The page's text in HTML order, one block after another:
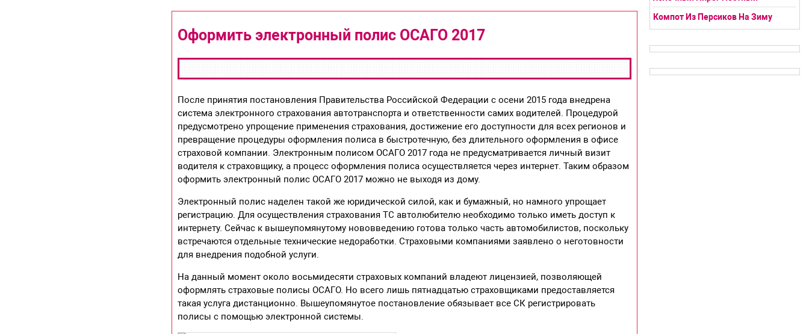
Оформить электронный полис ОСАГО 2017
После принятия постановления Правительства Российской Федерации с осени 2015 года внедрена
система электронного страхования автотранспорта и ответственности самих водителей. Процедурой
предусмотрено упрощение применения страхования, достижение его доступности для всех регионов и
превращение процедуры оформления полиса в быстротечную, без длительного оформления в офисе
страховой компании. Электронным полисом ОСАГО 2017 года не предусматривается личный визит
водителя к страховщику, а процесс оформления полиса осуществляется через интернет. Таким образом
оформить электронный полис ОСАГО 2017 можно не выходя из дому.
Электронный полис наделен такой же юридической силой, как и бумажный, но намного упрощает
регистрацию. Для осуществления страхования ТС автолюбителю необходимо только иметь доступ к
интернету. Сейчас к вышеупомянутому нововведению готова только часть автомобилистов, поскольку
встречаются отдельные технические недоработки. Страховыми компаниями заявлено о неготовности
для внедрения подобной услуги.
На данный момент около восьмидесяти страховых компаний владеют лицензией, позволяющей
оформлять страховые полисы ОСАГО. Но всего лишь пятнадцатью страховщиками предоставляется
такая услуга дистанционно. Вышеупомянутое постановление обязывает все СК регистрировать
полисы с помощью электронной системы.
Компот Из Персиков На Зиму